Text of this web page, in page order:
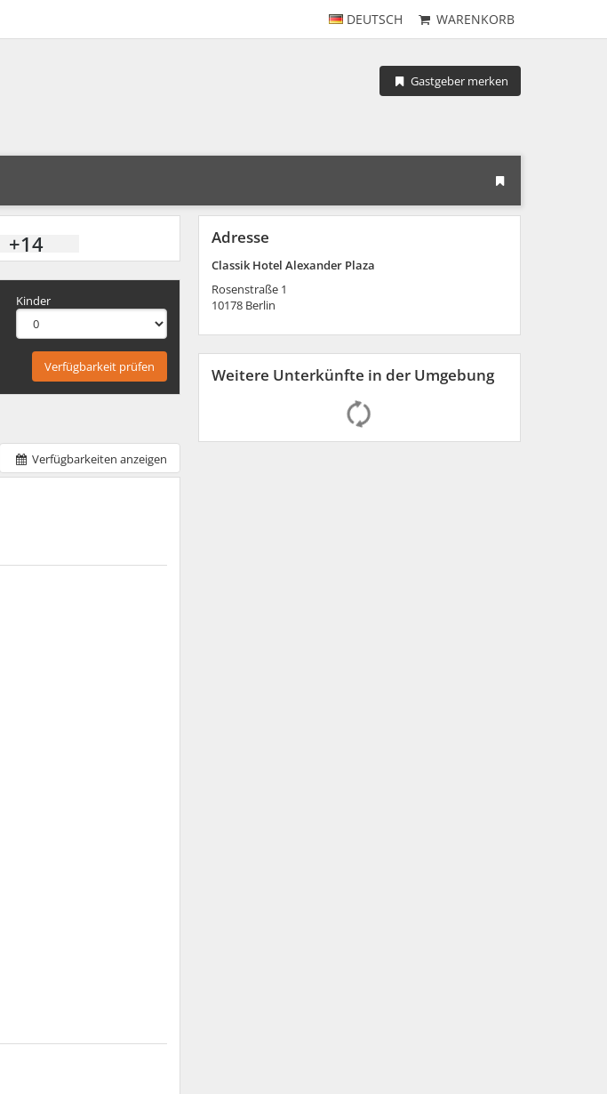
DEUTSCH WARENKORB
Gastgeber merken
+14
Kinder
Verfügbarkeit prüfen
Verfügbarkeiten anzeigen
Adresse
Classik Hotel Alexander Plaza
Rosenstraße 1
10178 Berlin
Weitere Unterkünfte in der Umgebung